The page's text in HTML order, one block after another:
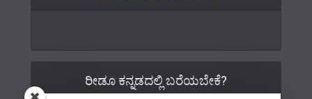
ರೀಡೂ ಕನ್ನಡದಲ್ಲಿ ಬರೆಯಬೇಕೆ?